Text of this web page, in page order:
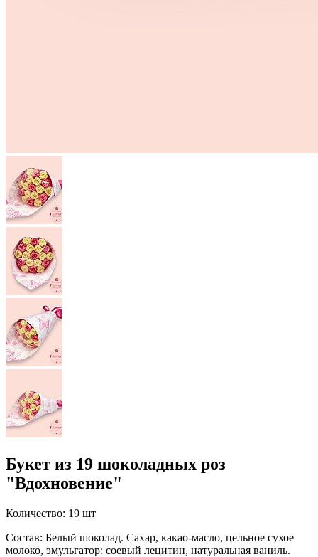
Букет из 19 шоколадных роз
"Вдохновение"
Количество: 19 шт
Состав: Белый шоколад. Сахар, какао-масло, цельное сухое
молоко, эмульгатор: соевый лецитин, натуральная ваниль.